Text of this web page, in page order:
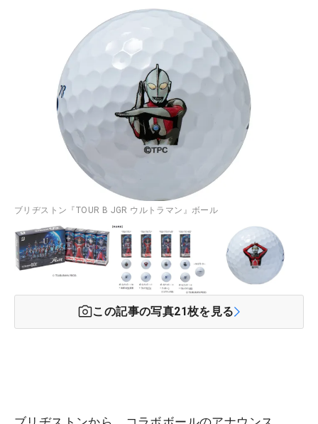
ブリヂストン『TOUR B JGR ウルトラマン』ボール
この記事の写真21枚を見る